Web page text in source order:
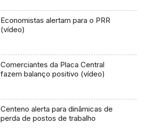
Economistas alertam para o PRR
(vídeo)
Comerciantes da Placa Central
fazem balanço positivo (vídeo)
Centeno alerta para dinâmicas de
perda de postos de trabalho